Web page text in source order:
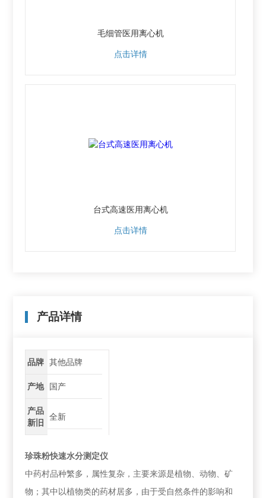
毛细管医用离心机
点击详情
台式高速医用离心机
点击详情
产品详情
品牌 其他品牌
产地 国产
产品
新旧
全新
珍珠粉快速水分测定仪
中药村品种繁多，属性复杂，主要来源是植物、动物、矿
物；其中以植物类的药材居多，由于受自然条件的影响和